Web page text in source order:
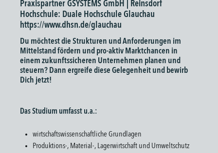
Praxispartner GSYSTEMS GmbH | Reinsdorf
Hochschule: Duale Hochschule Glauchau
https://www.dhsn.de/glauchau
Du möchtest die Strukturen und Anforderungen im
Mittelstand fördern und pro-aktiv Marktchancen in
einem zukunftssicheren Unternehmen planen und
steuern? Dann ergreife diese Gelegenheit und bewirb
Dich jetzt!
Das Studium umfasst u.a.:
wirtschaftswissenschaftliche Grundlagen
Produktions-, Material-, Lagerwirtschaft und Umweltschutz